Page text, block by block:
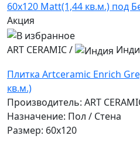
Акция
ART CERAMIC/
Плитка Artceramic Enrich
кв.м.)
Производитель: ART
Назначение: Пол / Стена
Размер: 60x120